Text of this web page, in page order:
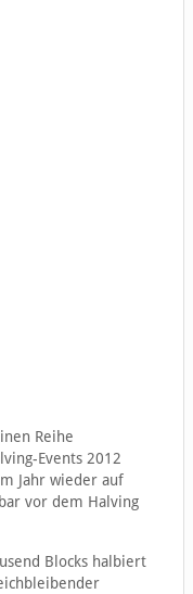
Reihe
Events 2012
Jahr wieder auf
vor dem Halving
Blocks halbiert